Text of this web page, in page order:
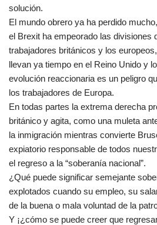
solución.
El mundo obrero ya ha perdido
el Brexit ha empeorado las divisiones
trabajadores británicos y los
llevan ya tiempo en el Reino Unido y
evolución reaccionaria es un peligro
los trabajadores de Europa.
En todas partes la extrema derecha
británico y agita, como una muleta
la inmigración mientras convierte
expiatorio responsable de todos
el regreso a la “soberanía nacional”.
¿Qué puede significar semejante
explotados cuando su empleo, su
de la buena o mala voluntad de la
Y ¡¿cómo se puede creer que